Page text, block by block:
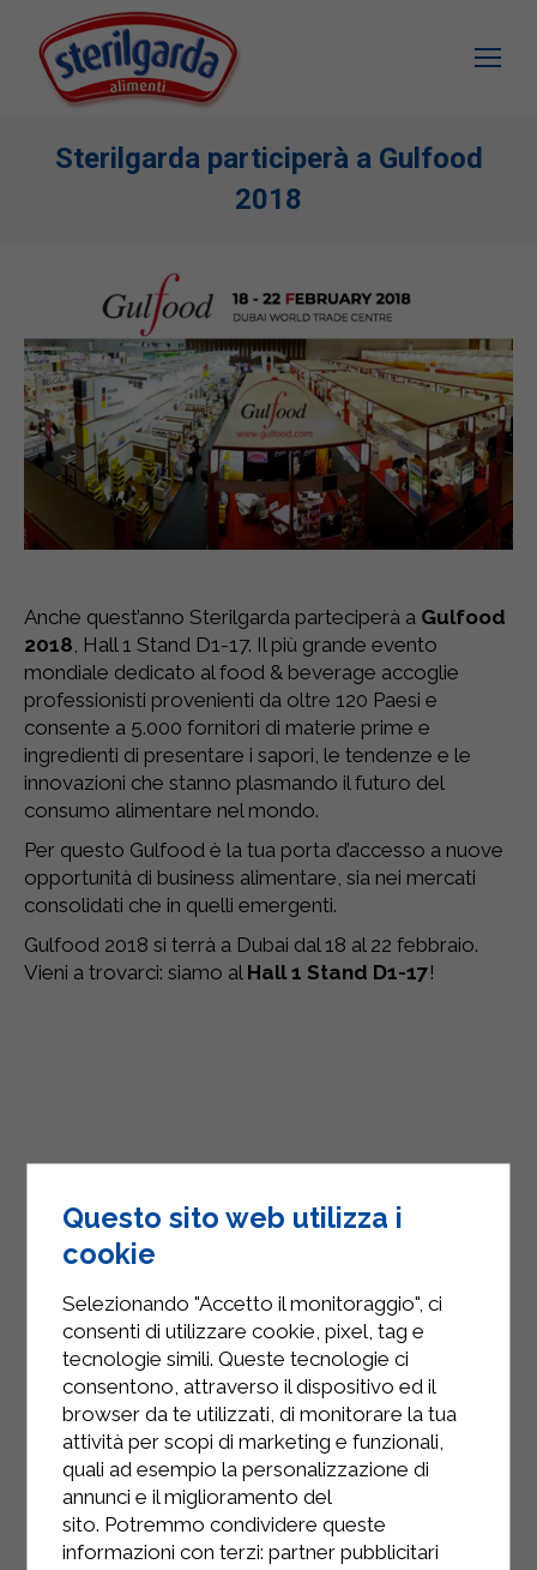
Sterilgarda participerà a Gulfood
2018
Anche quest’anno Sterilgarda parteciperà a Gulfood
2018, Hall 1 Stand D1-17. Il più grande evento
mondiale dedicato al food & beverage accoglie
professionisti provenienti da oltre 120 Paesi e
consente a 5.000 fornitori di materie prime e
ingredienti di presentare i sapori, le tendenze e le
innovazioni che stanno plasmando il futuro del
consumo alimentare nel mondo.
Per questo Gulfood è la tua porta d’accesso a nuove
opportunità di business alimentare, sia nei mercati
consolidati che in quelli emergenti.
Gulfood 2018 si terrà a Dubai dal 18 al 22 febbraio.
Vieni a trovarci: siamo al Hall 1 Stand D1-17!
INSTAGRAM
Questo sito web utilizza i
cookie
Selezionando "Accetto il monitoraggio", ci
consenti di utilizzare cookie, pixel, tag e
tecnologie simili. Queste tecnologie ci
consentono, attraverso il dispositivo ed il
browser da te utilizzati, di monitorare la tua
attività per scopi di marketing e funzionali,
quali ad esempio la personalizzazione di
annunci e il miglioramento del
sito. Potremmo condividere queste
informazioni con terzi: partner pubblicitari